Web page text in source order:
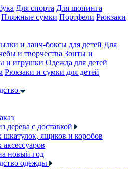
Для спорта Для шопинга
Пляжные сумки Портфели Рюкзаки
и ланч-боксы для детей Для
и творчества Зонты и
и игрушки Одежда для детей
Рюкзаки и сумки для детей
дерева с доставкой
шкатулок, ящиков и коробов
новый год
одежды